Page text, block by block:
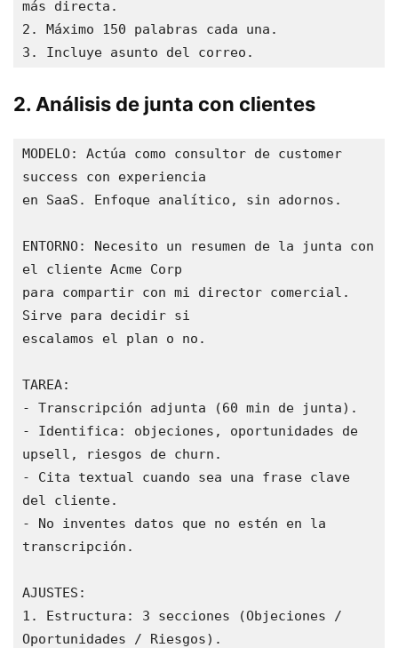
más directa.
2. Máximo 150 palabras cada una.
3. Incluye asunto del correo.
2. Análisis de junta con clientes
MODELO: Actúa como consultor de customer
success con experiencia
en SaaS. Enfoque analítico, sin adornos.
ENTORNO: Necesito un resumen de la junta con
el cliente Acme Corp
para compartir con mi director comercial.
Sirve para decidir si
escalamos el plan o no.
TAREA:
- Transcripción adjunta (60 min de junta).
- Identifica: objeciones, oportunidades de
upsell, riesgos de churn.
- Cita textual cuando sea una frase clave
del cliente.
- No inventes datos que no estén en la
transcripción.
AJUSTES:
1. Estructura: 3 secciones (Objeciones /
Oportunidades / Riesgos).